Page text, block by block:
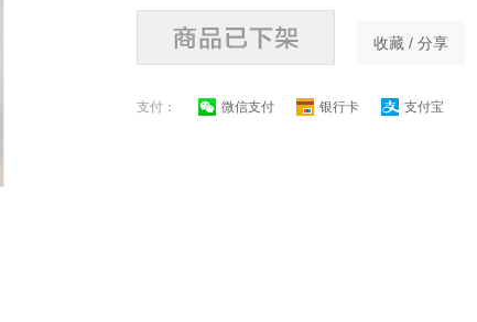
收藏 / 分享
支付： 微信支付 银行卡 支付宝